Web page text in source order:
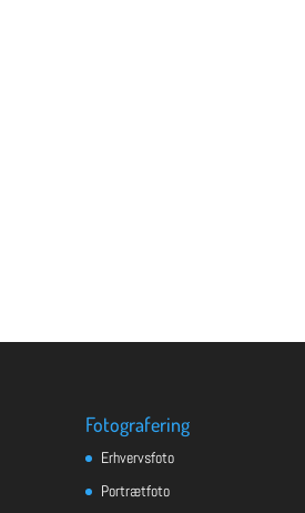
Fotografering
Erhvervsfoto
Portrætfoto